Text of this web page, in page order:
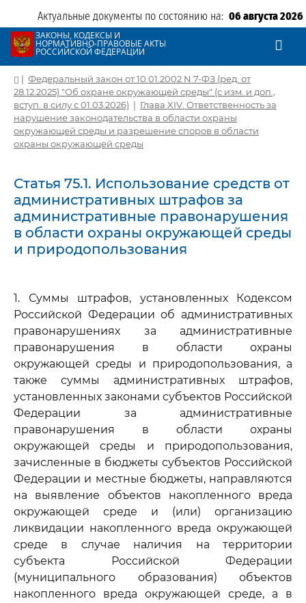
Актуальные документы по состоянию на: 06 августа 2026
ЗАКОНЫ, КОДЕКСЫ И
НОРМАТИВНО-ПРАВОВЫЕ АКТЫ
РОССИЙСКОЙ ФЕДЕРАЦИИ
| Федеральный закон от 10.01.2002 N 7-ФЗ (ред. от
28.12.2025) "Об охране окружающей среды" (с изм. и доп.,
вступ. в силу с 01.03.2026) | Глава XIV. Ответственность за
нарушение законодательства в области охраны
окружающей среды и разрешение споров в области
охраны окружающей среды
Статья 75.1. Использование средств от
административных штрафов за
административные правонарушения
в области охраны окружающей среды
и природопользования
1. Суммы штрафов, установленных Кодексом
Российской Федерации об административных
правонарушениях за административные
правонарушения в области охраны
окружающей среды и природопользования, а
также суммы административных штрафов,
установленных законами субъектов Российской
Федерации за административные
правонарушения в области охраны
окружающей среды и природопользования,
зачисленные в бюджеты субъектов Российской
Федерации и местные бюджеты, направляются
на выявление объектов накопленного вреда
окружающей среде и (или) организацию
ликвидации накопленного вреда окружающей
среде в случае наличия на территории
субъекта Российской Федерации
(муниципального образования) объектов
накопленного вреда окружающей среде, а в